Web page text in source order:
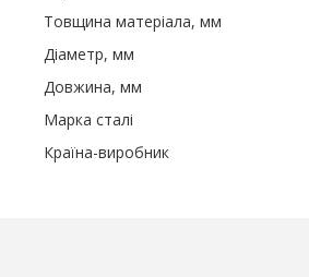
Товщина матеріала,
Діаметр, мм
Довжина,
Марка сталі
Країна-виробник